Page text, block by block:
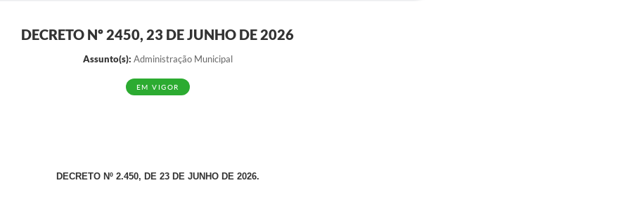
DECRETO Nº 2450, 23 DE JUNHO DE 2026
Assunto(s): Administração Municipal
EM VIGOR
DECRETO Nº 2.450, DE 23 DE JUNHO DE 2026.